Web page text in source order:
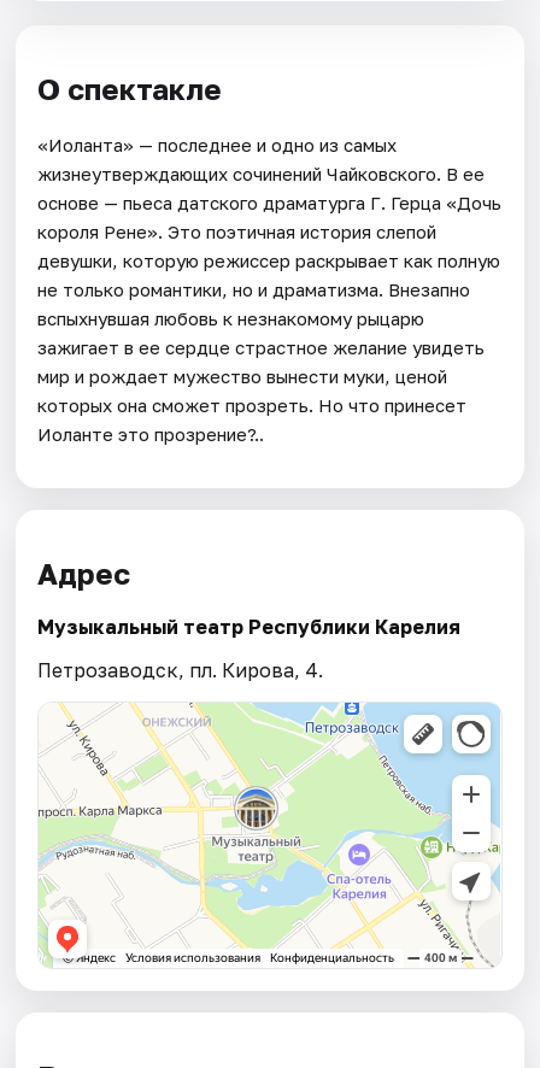
О спектакле
«Иоланта» — последнее и одно из самых
жизнеутверждающих сочинений Чайковского. В ее
основе — пьеса датского драматурга Г. Герца «Дочь
короля Рене». Это поэтичная история слепой
девушки, которую режиссер раскрывает как полную
не только романтики, но и драматизма. Внезапно
вспыхнувшая любовь к незнакомому рыцарю
зажигает в ее сердце страстное желание увидеть
мир и рождает мужество вынести муки, ценой
которых она сможет прозреть. Но что принесет
Иоланте это прозрение?..
Адрес
Музыкальный театр Республики Карелия
Петрозаводск, пл. Кирова, 4.